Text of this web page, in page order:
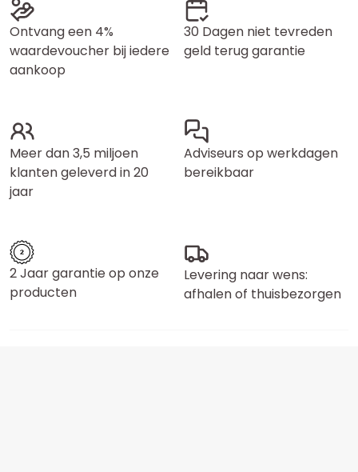
Ontvang een 4%
waardevoucher bij iedere
aankoop
30 Dagen niet tevreden
geld terug garantie
Meer dan 3,5 miljoen
klanten geleverd in 20
jaar
Adviseurs op werkdagen
bereikbaar
2 Jaar garantie op onze
producten
Levering naar wens:
afhalen of thuisbezorgen